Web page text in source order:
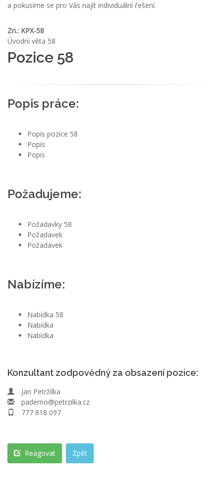
a pokusíme se pro Vás najít individuální řešení.
Zn.: KPX-58
Úvodní věta 58
Pozice 58
Popis práce:
Popis pozice 58
Popis
Popis
Požadujeme:
Požadavky 58
Požadavek
Požadavek
Nabízíme:
Nabídka 58
Nabídka
Nabídka
Konzultant zodpovědný za obsazení pozice:
Jan Petržílka
pademo@petrzilka.cz
777 818 097
Reagovat Zpět